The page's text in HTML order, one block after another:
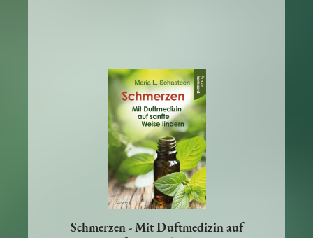
Schmerzen - Mit Duftmedizin auf